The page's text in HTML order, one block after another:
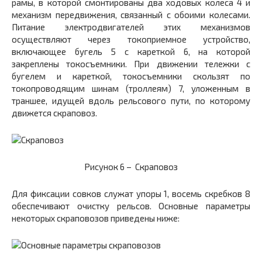
рамы, в которой смонтированы два ходовых колеса 4 и
механизм передвижения, связанный с обоими колесами.
Питание электродвигателей этих механизмов
осуществляют через токоприемное устройство,
включающее бугель 5 с кареткой 6,на которой
закреплены токосъемники. При движении тележки с
бугелем и кареткой, токосъемники скользят по
токопроводящим шинам (троллеям) 7, уложенным в
траншее, идущей вдоль рельсового пути, по которому
движется скраповоз.
Рисунок 6 – Скраповоз
Для фиксации совков служат упоры 1, восемь скребков 8
обеспечивают очистку рельсов. Основные параметры
некоторых скраповозов приведены ниже: